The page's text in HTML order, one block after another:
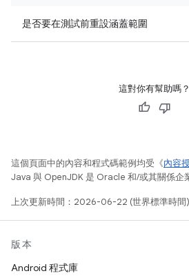
是否要在測試前重設涵蓋範圍
這對你有幫助嗎？
這個頁面中的內容和程式碼範例均受《內容
Java 與 OpenJDK 是 Oracle 和/或其關係企
上次更新時間：2026-06-22 (世界標準時間)
版本
Android 程式庫